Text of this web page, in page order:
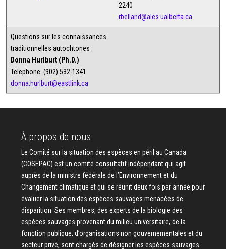
2240
rbelland@ales.ualberta.ca
Questions sur les connaissances
traditionnelles autochtones :
Donna Hurlburt (Ph.D.)
Telephone: (902) 532-1341
donna.hurlburt@eastlink.ca
À propos de nous
Le Comité sur la situation des espèces en péril au Canada
(COSEPAC) est un comité consultatif indépendant qui agit
auprès de la ministre fédérale de l’Environnement et du
Changement climatique et qui se réunit deux fois par année pour
évaluer la situation des espèces sauvages menacées de
disparition. Ses membres, des experts de la biologie des
espèces sauvages provenant du milieu universitaire, de la
fonction publique, d’organisations non gouvernementales et du
secteur privé, sont chargés de désigner les espèces sauvages